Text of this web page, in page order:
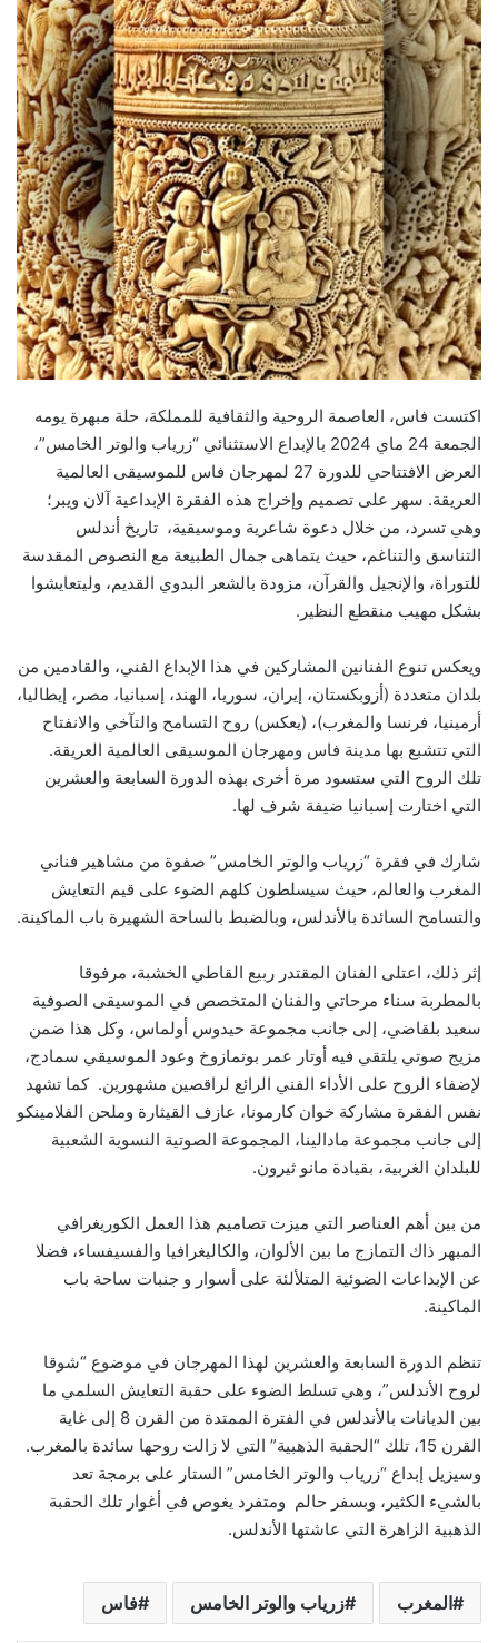
اكتست فاس، العاصمة الروحية والثقافية للمملكة، حلة مبهرة يومه
الجمعة 24 ماي 2024 بالإبداع الاستثنائي “زرياب والوتر الخامس”،
العرض الافتتاحي للدورة 27 لمهرجان فاس للموسيقى العالمية
العريقة. سهر على تصميم وإخراج هذه الفقرة الإبداعية آلان ويبر؛
وهي تسرد، من خلال دعوة شاعرية وموسيقية، تاريخ أندلس
التناسق والتناغم، حيث يتماهى جمال الطبيعة مع النصوص المقدسة
للتوراة، والإنجيل والقرآن، مزودة بالشعر البدوي القديم، وليتعايشوا
بشكل مهيب منقطع النظير.
ويعكس تنوع الفنانين المشاركين في هذا الإبداع الفني، والقادمين من
بلدان متعددة (أزوبكستان، إيران، سوريا، الهند، إسبانيا، مصر، إيطاليا،
أرمينيا، فرنسا والمغرب)، (يعكس) روح التسامح والتآخي والانفتاح
التي تتشبع بها مدينة فاس ومهرجان الموسيقى العالمية العريقة.
تلك الروح التي ستسود مرة أخرى بهذه الدورة السابعة والعشرين
التي اختارت إسبانيا ضيفة شرف لها.
شارك في فقرة “زرياب والوتر الخامس” صفوة من مشاهير فناني
المغرب والعالم، حيث سيسلطون كلهم الضوء على قيم التعايش
والتسامح السائدة بالأندلس، وبالضبط بالساحة الشهيرة باب الماكينة.
إثر ذلك، اعتلى الفنان المقتدر ربيع القاطي الخشبة، مرفوقا
بالمطربة سناء مرحاتي والفنان المتخصص في الموسيقى الصوفية
سعيد بلقاضي، إلى جانب مجموعة حيدوس أولماس، وكل هذا ضمن
مزيج صوتي يلتقي فيه أوتار عمر بوتمازوخ وعود الموسيقي سمادج،
لإضفاء الروح على الأداء الفني الرائع لراقصين مشهورين. كما تشهد
نفس الفقرة مشاركة خوان كارمونا، عازف القيثارة وملحن الفلامينكو
إلى جانب مجموعة مادالينا، المجموعة الصوتية النسوية الشعبية
للبلدان الغربية، بقيادة مانو ثيرون.
من بين أهم العناصر التي ميزت تصاميم هذا العمل الكوريغرافي
المبهر ذاك التمازج ما بين الألوان، والكاليغرافيا والفسيفساء، فضلا
عن الإبداعات الضوئية المتلألئة على أسوار و جنبات ساحة باب
الماكينة.
تنظم الدورة السابعة والعشرين لهذا المهرجان في موضوع “شوقا
لروح الأندلس”، وهي تسلط الضوء على حقبة التعايش السلمي ما
بين الديانات بالأندلس في الفترة الممتدة من القرن 8 إلى غاية
القرن 15، تلك “الحقبة الذهبية” التي لا زالت روحها سائدة بالمغرب.
وسيزيل إبداع “زرياب والوتر الخامس” الستار على برمجة تعد
بالشيء الكثير، وبسفر حالم ومتفرد يغوص في أغوار تلك الحقبة
الذهبية الزاهرة التي عاشتها الأندلس.
المغرب زرياب والوتر الخامس فاس